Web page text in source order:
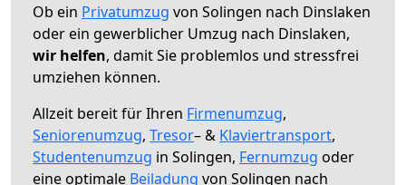
Ob ein Privatumzug von Solingen nach Dinslaken
oder ein gewerblicher Umzug nach Dinslaken,
wir helfen, damit Sie problemlos und stressfrei
umziehen können.
Allzeit bereit für Ihren Firmenumzug,
Seniorenumzug, Tresor– & Klaviertransport,
Studentenumzug in Solingen, Fernumzug oder
eine optimale Beiladung von Solingen nach